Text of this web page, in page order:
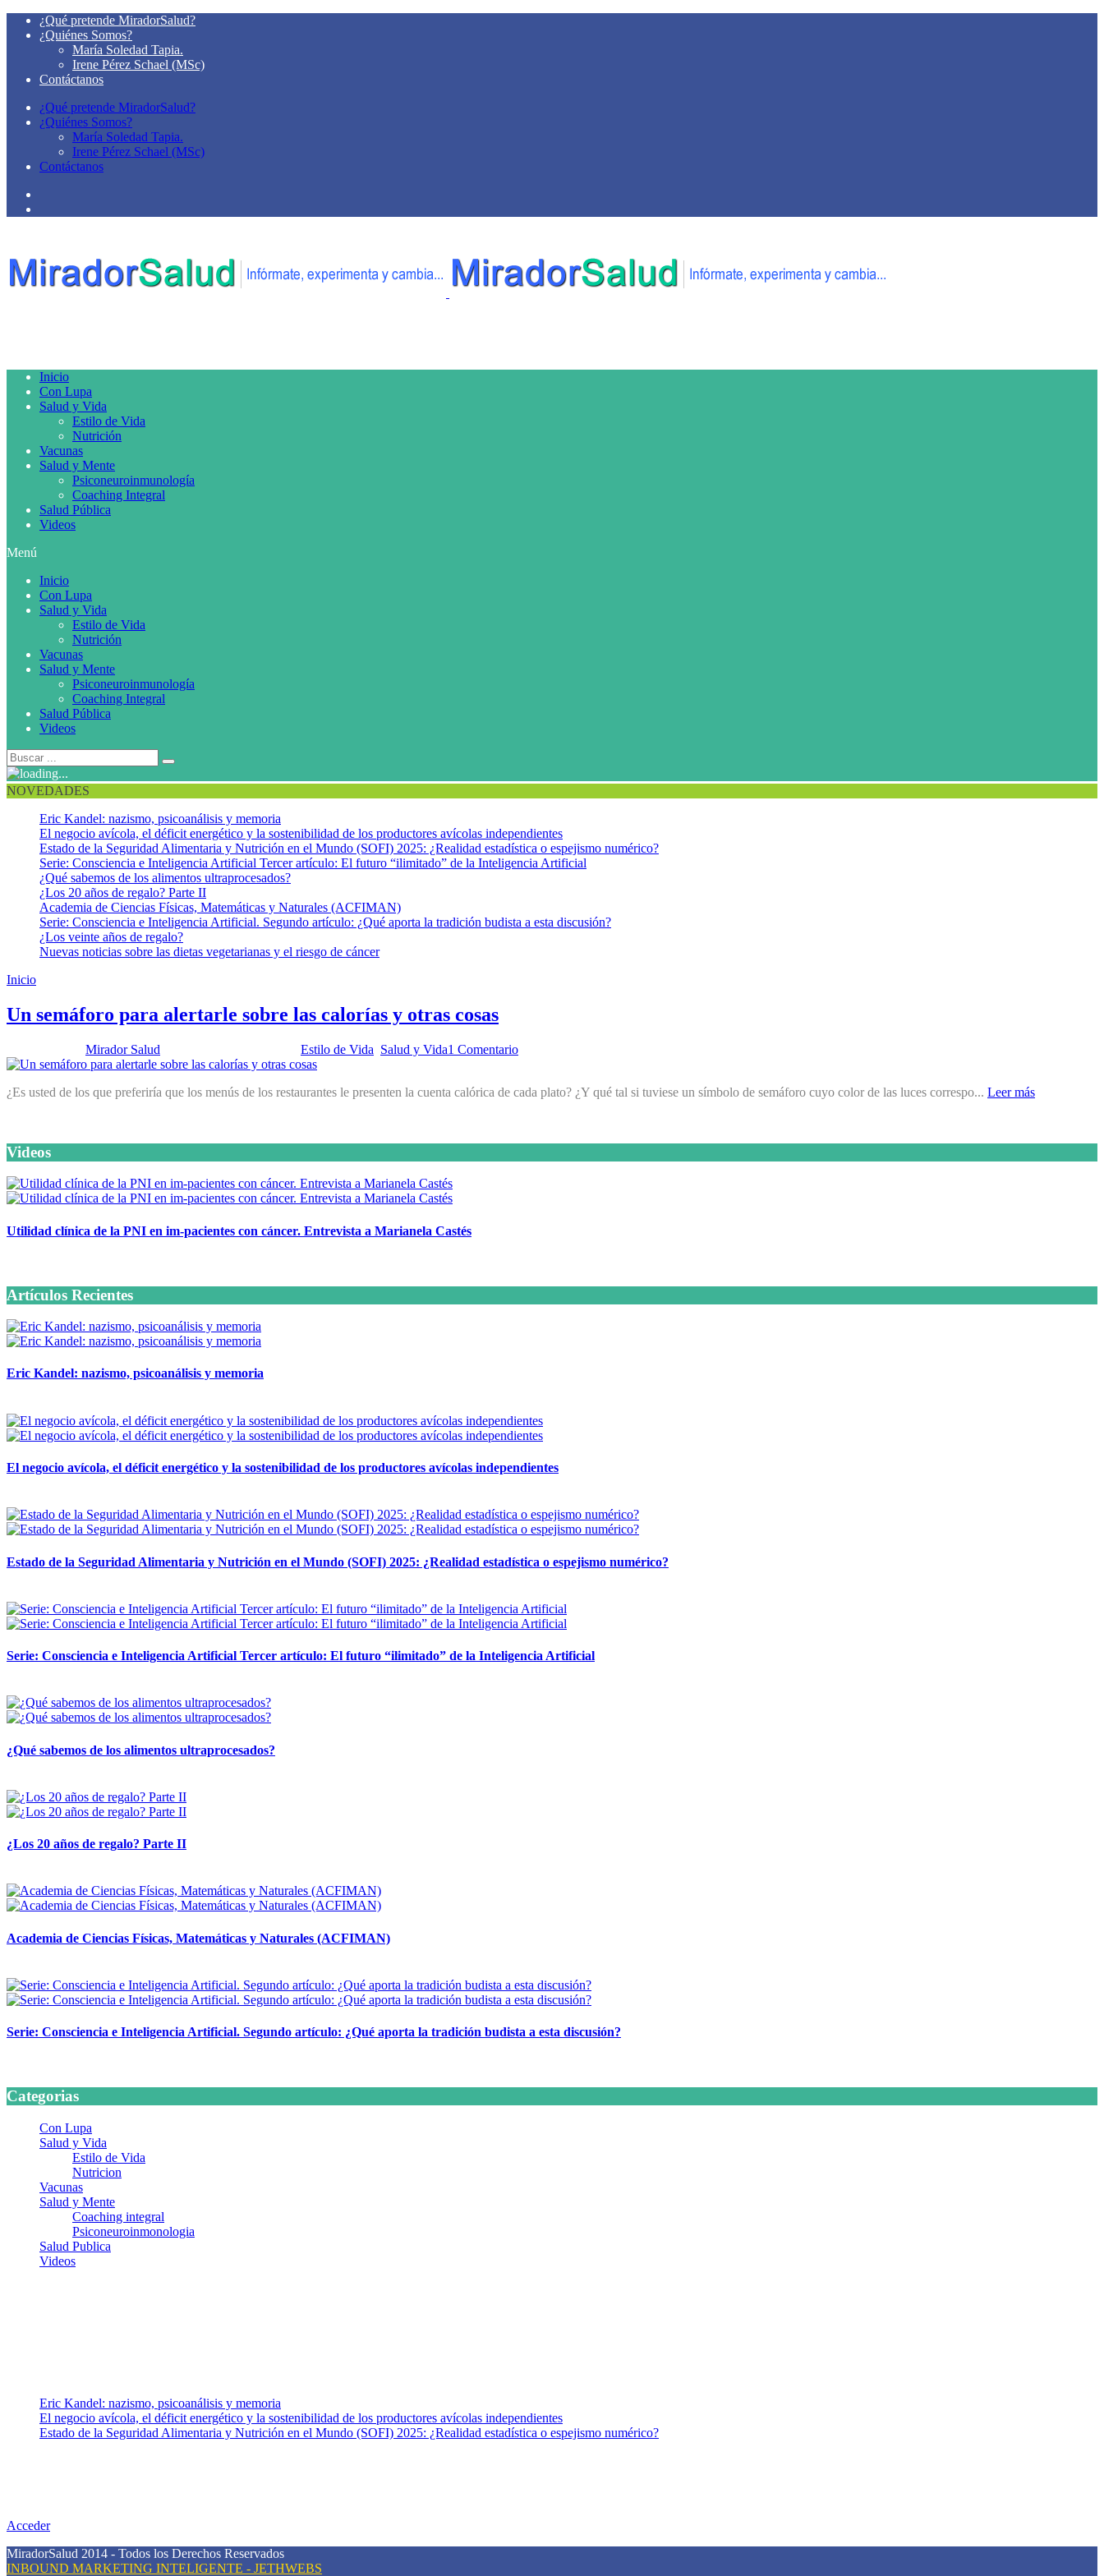
¿Qué pretende MiradorSalud?
¿Quiénes Somos?
María Soledad Tapia.
Irene Pérez Schael (MSc)
Contáctanos
¿Qué pretende MiradorSalud?
¿Quiénes Somos?
María Soledad Tapia.
Irene Pérez Schael (MSc)
Contáctanos
Inicio
Con Lupa
Salud y Vida
Estilo de Vida
Nutrición
Vacunas
Salud y Mente
Psiconeuroinmunología
Coaching Integral
Salud Pública
Videos
Menú
Inicio
Con Lupa
Salud y Vida
Estilo de Vida
Nutrición
Vacunas
Salud y Mente
Psiconeuroinmunología
Coaching Integral
Salud Pública
Videos
NOVEDADES
Eric Kandel: nazismo, psicoanálisis y memoria
El negocio avícola, el déficit energético y la sostenibilidad de los productores avícolas independientes
Estado de la Seguridad Alimentaria y Nutrición en el Mundo (SOFI) 2025: ¿Realidad estadística o espejismo numérico?
Serie: Consciencia e Inteligencia Artificial Tercer artículo: El futuro “ilimitado” de la Inteligencia Artificial
¿Qué sabemos de los alimentos ultraprocesados?
¿Los 20 años de regalo? Parte II
Academia de Ciencias Físicas, Matemáticas y Naturales (ACFIMAN)
Serie: Consciencia e Inteligencia Artificial. Segundo artículo: ¿Qué aporta la tradición budista a esta discusión?
¿Los veinte años de regalo?
Nuevas noticias sobre las dietas vegetarianas y el riesgo de cáncer
Inicio
Un semáforo para alertarle sobre las calorías y otras cosas
Mirador Salud Estilo de Vida Salud y Vida1 Comentario
¿Es usted de los que preferiría que los menús de los restaurantes le presenten la cuenta calórica de cada plato? ¿Y qué tal si tuviese un símbolo de semáforo cuyo color de las luces correspo... Leer más
Videos
Utilidad clínica de la PNI en im-pacientes con cáncer. Entrevista a Marianela Castés
Artículos Recientes
Eric Kandel: nazismo, psicoanálisis y memoria
El negocio avícola, el déficit energético y la sostenibilidad de los productores avícolas independientes
Estado de la Seguridad Alimentaria y Nutrición en el Mundo (SOFI) 2025: ¿Realidad estadística o espejismo numérico?
Serie: Consciencia e Inteligencia Artificial Tercer artículo: El futuro “ilimitado” de la Inteligencia Artificial
¿Qué sabemos de los alimentos ultraprocesados?
¿Los 20 años de regalo? Parte II
Academia de Ciencias Físicas, Matemáticas y Naturales (ACFIMAN)
Serie: Consciencia e Inteligencia Artificial. Segundo artículo: ¿Qué aporta la tradición budista a esta discusión?
Categorias
Con Lupa
Salud y Vida
Estilo de Vida
Nutricion
Vacunas
Salud y Mente
Coaching integral
Psiconeuroinmonologia
Salud Publica
Videos
Eric Kandel: nazismo, psicoanálisis y memoria
El negocio avícola, el déficit energético y la sostenibilidad de los productores avícolas independientes
Estado de la Seguridad Alimentaria y Nutrición en el Mundo (SOFI) 2025: ¿Realidad estadística o espejismo numérico?
Acceder
MiradorSalud 2014 - Todos los Derechos Reservados
INBOUND MARKETING INTELIGENTE - JETHWEBS